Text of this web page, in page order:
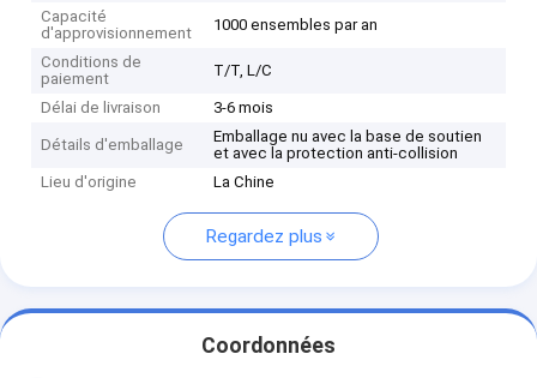
Capacité
d'approvisionnement
1000 ensembles par an
Conditions de
paiement
T/T, L/C
Délai de livraison 3-6 mois
Détails d'emballage
Emballage nu avec la base de soutien
et avec la protection anti-collision
Lieu d'origine
La Chine
Regardez plus
Coordonnées